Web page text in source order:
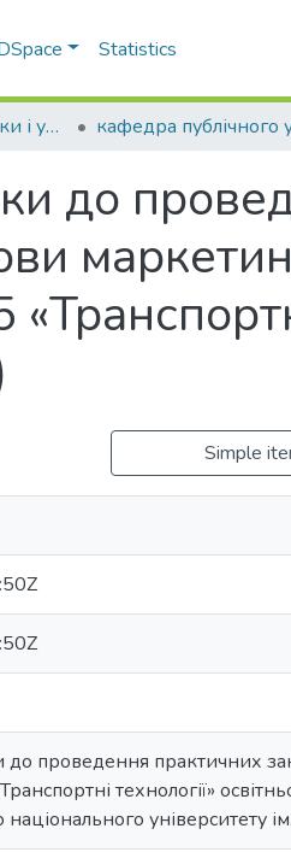
Statistics
Факультет економіки і управління
до
Simple
до проведення практичних
технології»
національного університету